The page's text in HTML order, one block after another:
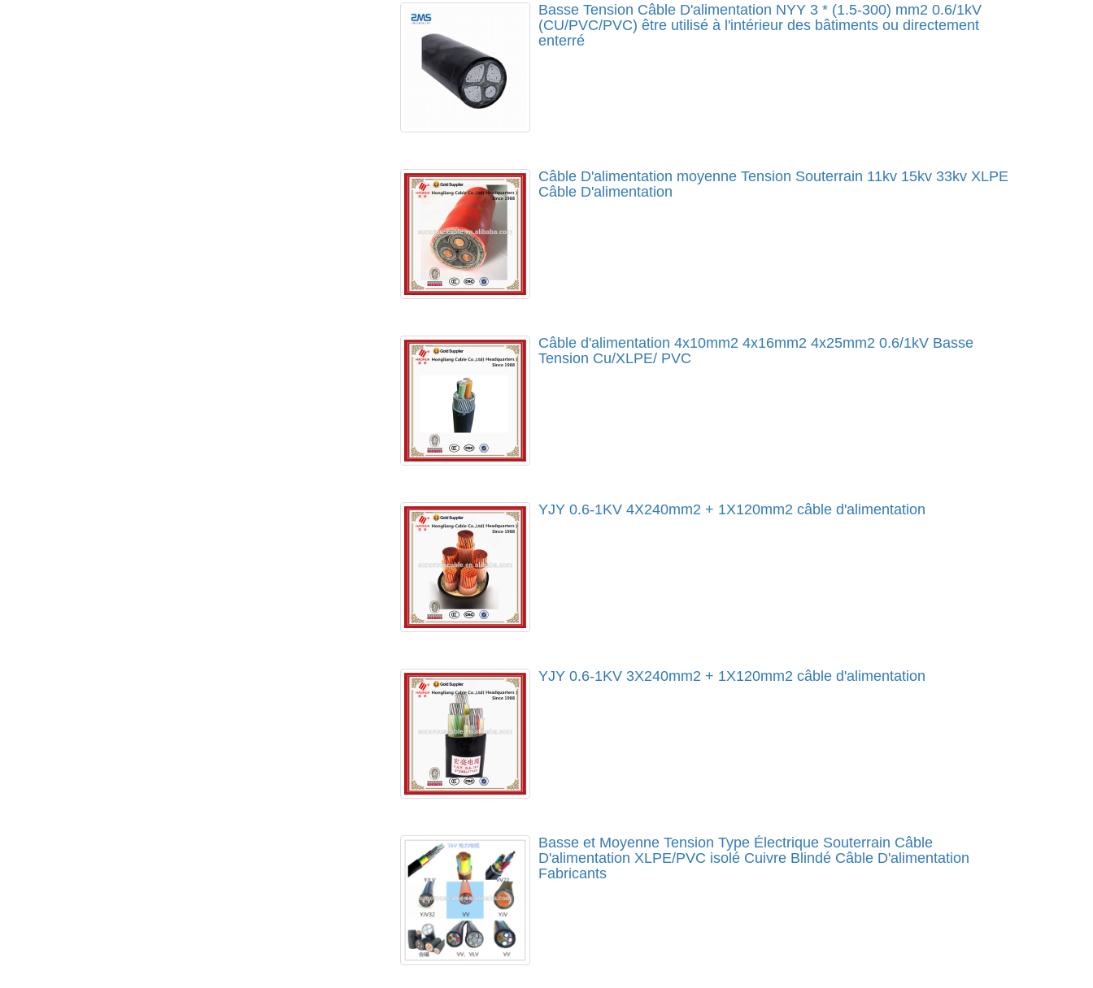
Basse Tension Câble D'alimentation NYY 3 * (1.5-300) mm2 0.6/1kV
(CU/PVC/PVC) être utilisé à l'intérieur des bâtiments ou directement
enterré
Câble D'alimentation moyenne Tension Souterrain 11kv 15kv 33kv XLPE
Câble D'alimentation
Câble d'alimentation 4x10mm2 4x16mm2 4x25mm2 0.6/1kV Basse
Tension Cu/XLPE/ PVC
YJY 0.6-1KV 4X240mm2 + 1X120mm2 câble d'alimentation
YJY 0.6-1KV 3X240mm2 + 1X120mm2 câble d'alimentation
Basse et Moyenne Tension Type Électrique Souterrain Câble
D'alimentation XLPE/PVC isolé Cuivre Blindé Câble D'alimentation
Fabricants